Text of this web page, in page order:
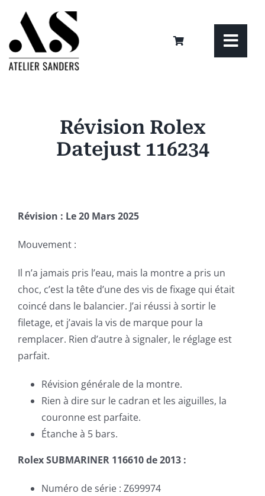
contenu
Qui suis-je ?
Achat – Vente – Estimation
Contact
Panier WooCommerce
Révision Rolex
Datejust 116234
Révision : Le 20 Mars 2025
Mouvement :
Il n’a jamais pris l’eau, mais la montre a pris un
choc, c’est la tête d’une des vis de fixage qui était
coincé dans le balancier. J’ai réussi à sortir le
filetage, et j’avais la vis de marque pour la
remplacer. Rien d’autre à signaler, le réglage est
parfait.
Révision générale de la montre.
Rien à dire sur le cadran et les aiguilles, la
couronne est parfaite.
Étanche à 5 bars.
Rolex SUBMARINER 116610 de 2013 :
Numéro de série : Z699974